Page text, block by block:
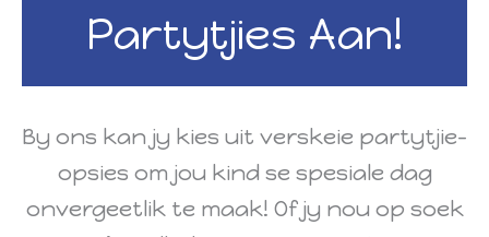
Partytjies Aan!
By ons kan jy kies uit verskeie partytjie-
opsies om jou kind se spesiale dag
onvergeetlik te maak! Of jy nou op soek